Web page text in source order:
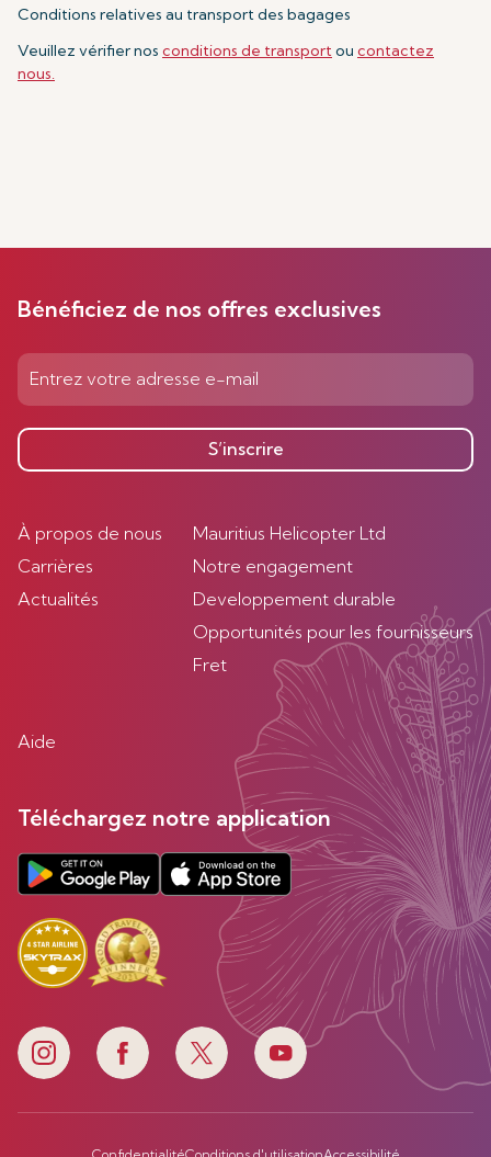
Conditions relatives au transport des bagages
Veuillez vérifier nos conditions de transportou contactez
nous.
Bénéficiez de nos offres exclusives
S’inscrire
À propos de nous
Carrières
Actualités
Mauritius Helicopter Ltd
Notre engagement
Developpement durable
Opportunités pour les fournisseurs
Fret
Aide
Téléchargez notre application